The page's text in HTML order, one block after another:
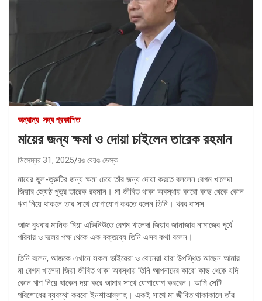
অন্যান্য সদ্য প্রকাশিত
মায়ের জন্য ক্ষমা ও দোয়া চাইলেন তারেক রহমান
ডিসেম্বর 31, 2025 রঙ বেরঙ ডেস্ক
মায়ের ভুল-ত্রুটির জন্য ক্ষমা চেয়ে তাঁর জন্য দোয়া করতে বললেন বেগম খালেদা
জিয়ার জ্যেষ্ঠ পুত্র তারেক রহমান। মা জীবিত থাকা অবস্থায় কারো কাছ থেকে কোন
ঋণ নিয়ে থাকলে তার সাথে যোগাযোগ করতে বলেন তিনি। খবর বাসস
আজ বুধবার মানিক মিয়া এভিনিউতে বেগম খালেদা জিয়ার জানাজার নামাজের পূর্বে
পরিবার ও দলের পক্ষ থেকে এক বক্তব্যে তিনি এসব কথা বলেন।
তিনি বলেন, আজকে এখানে সকল ভাইয়েরা ও বোনেরা যারা উপস্থিত আছেন আমার
মা বেগম খালেদা জিয়া জীবিত থাকা অবস্থায় তিনি আপনাদের কারো কাছ থেকে যদি
কোন ঋণ নিয়ে থাকেন দয়া করে আমার সাথে যোগাযোগ করবেন। আমি সেটি
পরিশোধের ব্যবস্থা করবো ইনশাআল্লাহ। একই সাথে মা জীবিত থাকাকালে তাঁর